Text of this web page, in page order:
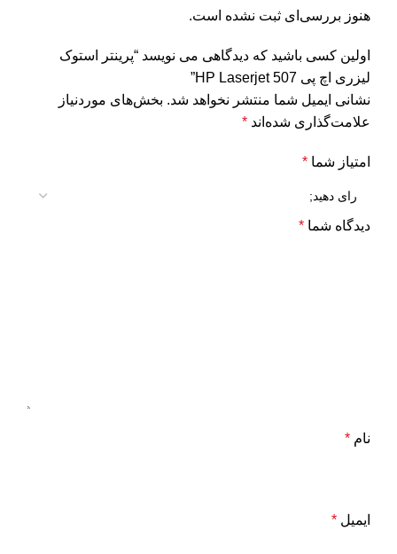
هنوز بررسی‌ای ثبت نشده است.
اولین کسی باشید که دیدگاهی می نویسد “پرینتر استوک
لیزری اچ پی HP Laserjet 507”
نشانی ایمیل شما منتشر نخواهد شد. بخش‌های موردنیاز
علامت‌گذاری شده‌اند *
امتیاز شما *
دیدگاه شما *
نام *
ایمیل *